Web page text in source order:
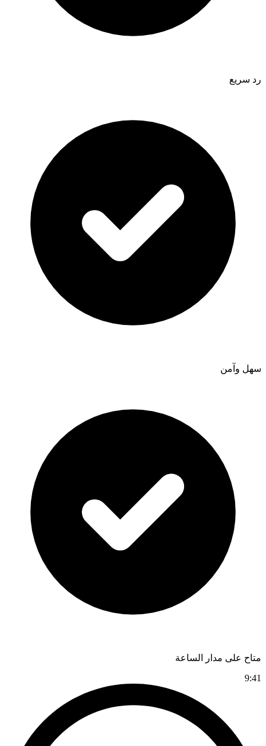
رد سريع
سهل وآمن
متاح على مدار الساعة
9:41